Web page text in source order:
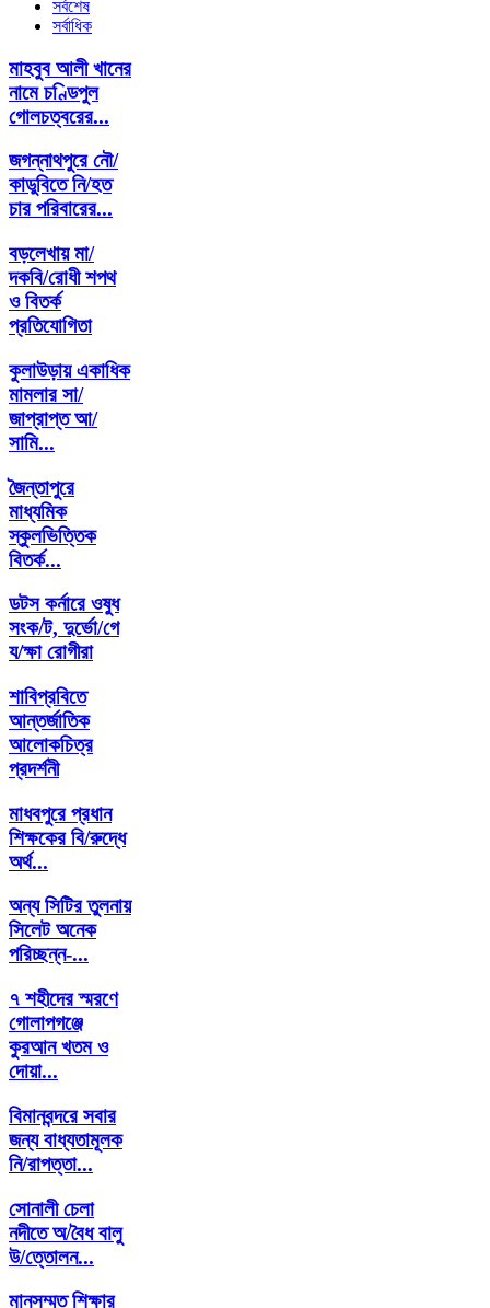
সর্বশেষ
সর্বাধিক
মাহবুব আলী খানের
নামে চণ্ডিপুল
গোলচত্বরের...
জগন্নাথপুরে নৌ/
কাডুবিতে নি/হত
চার পরিবারের...
বড়লেখায় মা/
দকবি/রোধী শপথ
ও বিতর্ক
প্রতিযোগিতা
কুলাউড়ায় একাধিক
মামলার সা/
জাপ্রাপ্ত আ/
সামি...
জৈন্তাপুরে
মাধ্যমিক
স্কুলভিত্তিক
বিতর্ক...
ডটস কর্নারে ওষুধ
সংক/ট, দুর্ভো/গে
য/ক্ষা রোগীরা
শাবিপ্রবিতে
আন্তর্জাতিক
আলোকচিত্র
প্রদর্শনী
মাধবপুরে প্রধান
শিক্ষকের বি/রুদ্ধে
অর্থ...
অন্য সিটির তুলনায়
সিলেট অনেক
পরিচ্ছন্ন-...
৭ শহীদের স্মরণে
গোলাপগঞ্জে
কুরআন খতম ও
দোয়া...
বিমানবন্দরে সবার
জন্য বাধ্যতামূলক
নি/রাপত্তা...
সোনালী চেলা
নদীতে অ/বৈধ বালু
উ/ত্তোলন...
মানসম্মত শিক্ষার